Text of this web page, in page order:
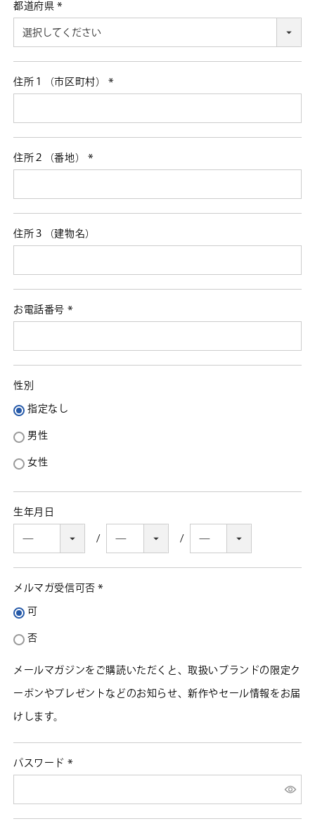
都道府県
須)
住所１（市区町村）
須)
住所２（番地）
須)
住所３（建物名）
お電話番号
須)
性別
指定なし
男性
女性
生年月日
メルマガ受信可否
可
否
メールマガジンをご購読いただくと、取扱いブランドの限定ク
ーポンやプレゼントなどのお知らせ、新作やセール情報をお届
けします。
パスワード
須)